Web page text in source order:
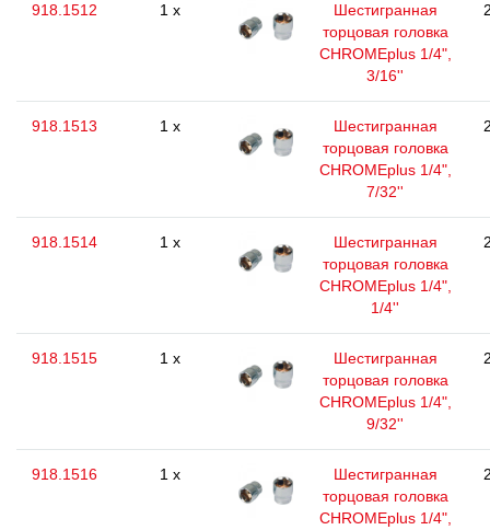
918.1512 1 x
Шестигранная
торцовая головка
CHROMEplus 1/4",
3/16''
918.1513 1 x
Шестигранная
торцовая головка
CHROMEplus 1/4",
7/32''
918.1514 1 x
Шестигранная
торцовая головка
CHROMEplus 1/4",
1/4''
918.1515 1 x
Шестигранная
торцовая головка
CHROMEplus 1/4",
9/32''
918.1516 1 x
Шестигранная
торцовая головка
CHROMEplus 1/4",